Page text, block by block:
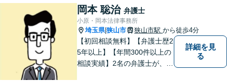
気軽にご相談ください。
岡本 聡治 弁護士
小原・岡本法律事務所
埼玉県|狭山市 狭山市駅 から徒歩4分
【初回相談無料】【弁護士歴2
5年以上】【年間300件以上の
相談実績】2名の弁護士が、さ
詳細を見
る